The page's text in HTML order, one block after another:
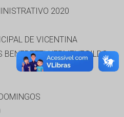
2020
DE VICENTINA
BENEDETTI HERMENEGILDO